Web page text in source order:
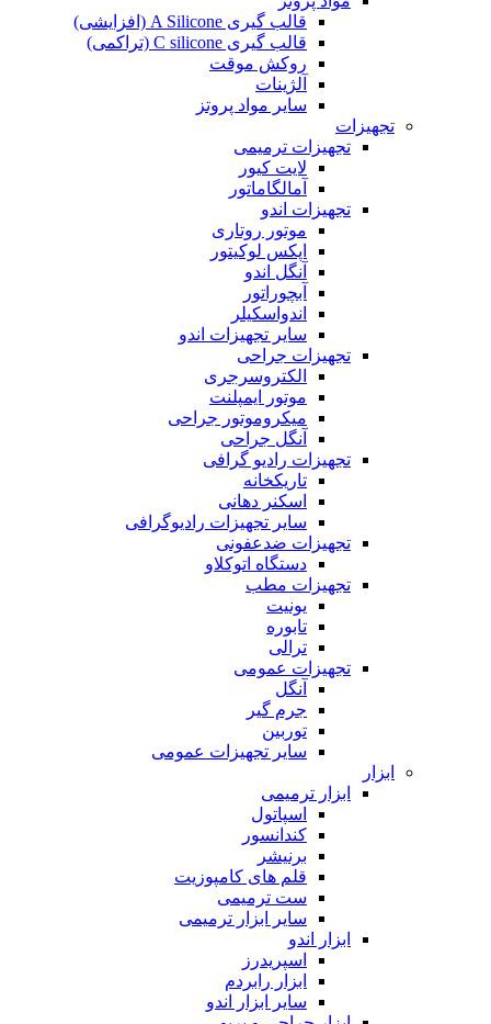
قالب گیری A Silicone (افزایشی)
قالب گیری C silicone (تراکمی)
روکش موقت
آلژینات
سایر مواد پروتز
تجهیزات
تجهیزات ترمیمی
لایت کیور
آمالگاماتور
تجهیزات اندو
موتور روتاری
اپکس لوکیتور
آنگل اندو
آبچوراتور
اندواسکیلر
سایر تجهیزات اندو
تجهیزات جراحی
الکتروسرجری
موتور ایمپلنت
میکروموتور جراحی
آنگل جراحی
تجهیزات رادیو گرافی
تاریکخانه
اسکنر دهانی
سایر تجهیزات رادیوگرافی
تجهیزات ضدعفونی
دستگاه اتوکلاو
تجهیزات مطب
یونیت
تابوره
ترالی
تجهیزات عمومی
آنگل
جرم گیر
توربین
سایر تجهیزات عمومی
ابزار
ابزار ترمیمی
اسپاتول
کندانسور
برنیشر
قلم های کامپوزیت
ست ترمیمی
سایر ابزار ترمیمی
ابزار اندو
اسپریدرز
ابزار رابردم
سایر ابزار اندو